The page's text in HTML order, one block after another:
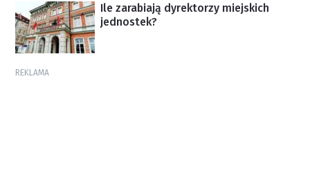
Ile zarabiają dyrektorzy miejskich
jednostek?
REKLAMA